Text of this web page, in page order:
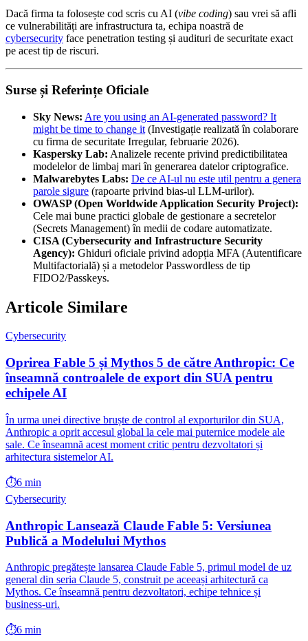
Dacă firma ta folosește cod scris cu AI (vibe coding) sau vrei să afli
ce vulnerabilități are infrastructura ta, echipa noastră de
cybersecurity face penetration testing și audituri de securitate exact
pe acest tip de riscuri.
Surse și Referințe Oficiale
Sky News: Are you using an AI-generated password? It
might be time to change it (Investigație realizată în colaborare
cu firma de securitate Irregular, februarie 2026).
Kaspersky Lab: Analizele recente privind predictibilitatea
modelelor de limbaj mari în generarea datelor criptografice.
Malwarebytes Labs: De ce AI-ul nu este util pentru a genera
parole sigure (rapoarte privind bias-ul LLM-urilor).
OWASP (Open Worldwide Application Security Project):
Cele mai bune practici globale de gestionare a secretelor
(Secrets Management) în medii de codare automatizate.
CISA (Cybersecurity and Infrastructure Security
Agency): Ghiduri oficiale privind adopția MFA (Autentificare
Multifactorială) și a metodelor Passwordless de tip
FIDO2/Passkeys.
Articole Similare
Cybersecurity
Oprirea Fable 5 și Mythos 5 de către Anthropic: Ce
înseamnă controalele de export din SUA pentru
echipele AI
În urma unei directive bruște de control al exporturilor din SUA,
Anthropic a oprit accesul global la cele mai puternice modele ale
sale. Ce înseamnă acest moment critic pentru dezvoltatori și
arhitectura sistemelor AI.
⏱️6 min
Cybersecurity
Anthropic Lansează Claude Fable 5: Versiunea
Publică a Modelului Mythos
Anthropic pregătește lansarea Claude Fable 5, primul model de uz
general din seria Claude 5, construit pe aceeași arhitectură ca
Mythos. Ce înseamnă pentru dezvoltatori, echipe tehnice și
business-uri.
⏱️6 min